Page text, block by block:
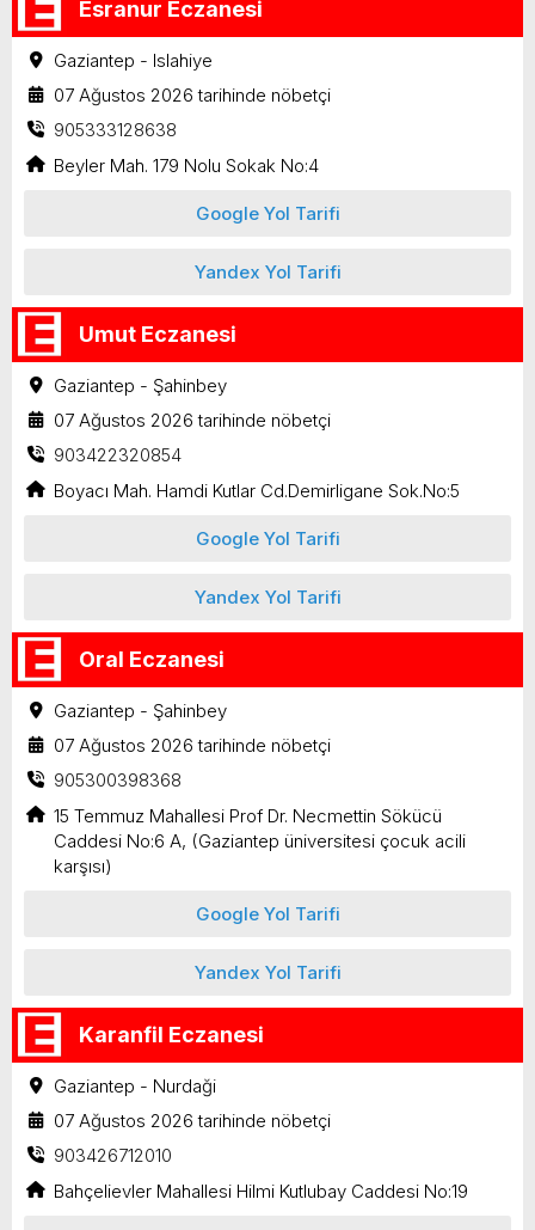
Esranur Eczanesi
Gaziantep - Islahiye
07 Ağustos 2026 tarihinde nöbetçi
905333128638
Beyler Mah. 179 Nolu Sokak No:4
Google Yol Tarifi
Yandex Yol Tarifi
Umut Eczanesi
Gaziantep - Şahinbey
07 Ağustos 2026 tarihinde nöbetçi
903422320854
Boyacı Mah. Hamdi Kutlar Cd.Demirligane Sok.No:5
Google Yol Tarifi
Yandex Yol Tarifi
Oral Eczanesi
Gaziantep - Şahinbey
07 Ağustos 2026 tarihinde nöbetçi
905300398368
15 Temmuz Mahallesi Prof Dr. Necmettin Sökücü
Caddesi No:6 A, (Gaziantep üniversitesi çocuk acili
karşısı)
Google Yol Tarifi
Yandex Yol Tarifi
Karanfil Eczanesi
Gaziantep - Nurdaği
07 Ağustos 2026 tarihinde nöbetçi
903426712010
Bahçelievler Mahallesi Hilmi Kutlubay Caddesi No:19